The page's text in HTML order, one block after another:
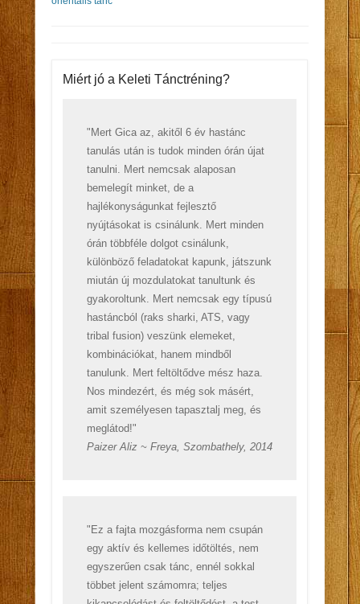
Miért jó a Keleti Tánctréning?
"Mert Gica az, akitől 6 év hastánc
tanulás után is tudok minden órán újat
tanulni. Mert nemcsak alaposan
bemelegít minket, de a
hajlékonyságunkat fejlesztő
nyújtásokat is csinálunk. Mert minden
órán többféle dolgot csinálunk,
különböző feladatokat kapunk, játszunk
miután új mozdulatokat tanultunk és
gyakoroltunk. Mert nemcsak egy típusú
hastáncból (raks sharki, ATS, vagy
tribal fusion) veszünk elemeket,
kombinációkat, hanem mindből
tanulunk. Mert feltöltődve mész haza.
Nos mindezért, és még sok másért,
amit személyesen tapasztalj meg, és
meglátod!"
Paizer Aliz ~ Freya, Szombathely, 2014
"Ez a fajta mozgásforma nem csupán
egy aktív és kellemes időtöltés, nem
egyszerűen csak tánc, ennél sokkal
többet jelent számomra; teljes